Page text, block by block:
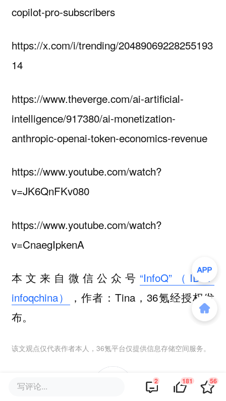
copilot-pro-subscribers
https://x.com/i/trending/20489069228255193
14
https://www.theverge.com/ai-artificial-
intelligence/917380/ai-monetization-
anthropic-openai-token-economics-revenue
https://www.youtube.com/watch?
v=JK6QnFKv080
https://www.youtube.com/watch?
v=CnaegIpkenA
本文来自微信公众号 “InfoQ”（ID：
infoqchina）
，作者：Tina，36氪经授权发
布。
该文观点仅代表作者本人，36氪平台仅提供信息存储空间服务。
写评论... 2 181 56